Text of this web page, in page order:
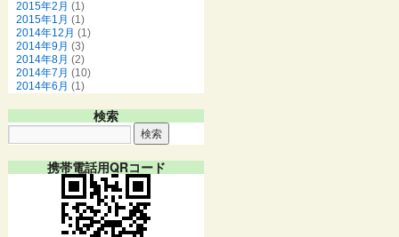
2015年2月 (1)
2015年1月 (1)
2014年12月 (1)
2014年9月 (3)
2014年8月 (2)
2014年7月 (10)
2014年6月 (1)
検索
携帯電話用QRコード